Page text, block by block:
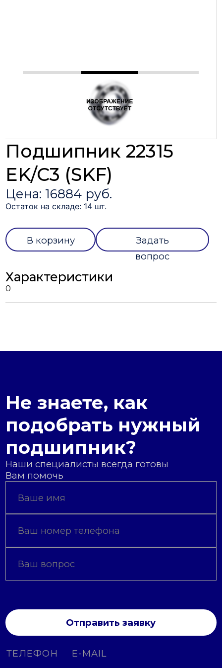
Подшипник 22315
EK/C3 (SKF)
Цена: 16884 руб.
Остаток на складе: 14 шт.
В корзину
Задать
вопрос
Характеристики
0
Не знаете, как
подобрать нужный
подшипник?
Наши специалисты всегда готовы
Вам помочь
Отправить заявку
ТЕЛЕФОН E-MAIL